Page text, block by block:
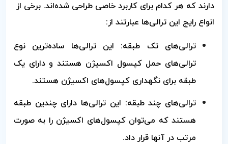
دارند که هر کدام برای کاربرد خاصی طراحی شده‌اند. برخی از
انواع رایج این ترالی‌ها عبارتند از:
ترالی‌های تک طبقه: این ترالی‌ها ساده‌ترین نوع
ترالی‌های حمل کپسول اکسیژن هستند و دارای یک
طبقه برای نگهداری کپسول‌های اکسیژن هستند.
ترالی‌های چند طبقه: این ترالی‌ها دارای چندین طبقه
هستند که می‌توان کپسول‌های اکسیژن را به صورت
مرتب در آنها قرار داد.